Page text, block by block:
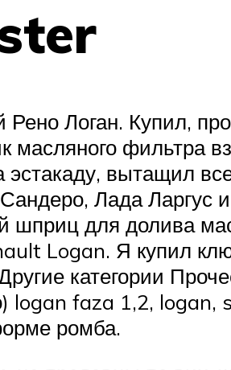
Логан. Купил,
фильтра
эстакаду, вытащил
Лада Ларгус
для долива
Logan. Я купил
категории
logan faza 1,2, logan,
ромба.